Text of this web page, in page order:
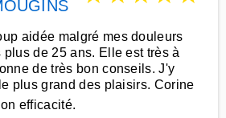
aidée malgré mes douleurs
de 25 ans. Elle est très à
de très bon conseils. J'y
plus grand des plaisirs. Corine
efficacité.